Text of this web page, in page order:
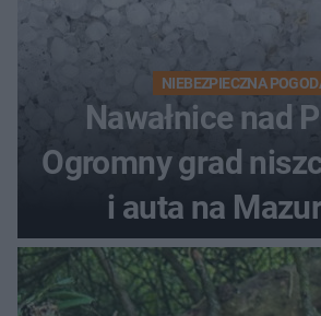
NIEBEZPIECZNA
Nawałnice nad
Ogromny grad
i auta na